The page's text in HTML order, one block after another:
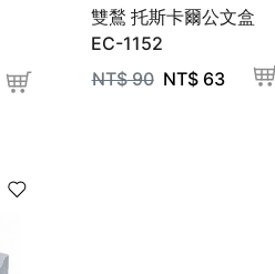
雙鶖 托斯卡爾公文盒
EC-1152
NT$90 NT$63